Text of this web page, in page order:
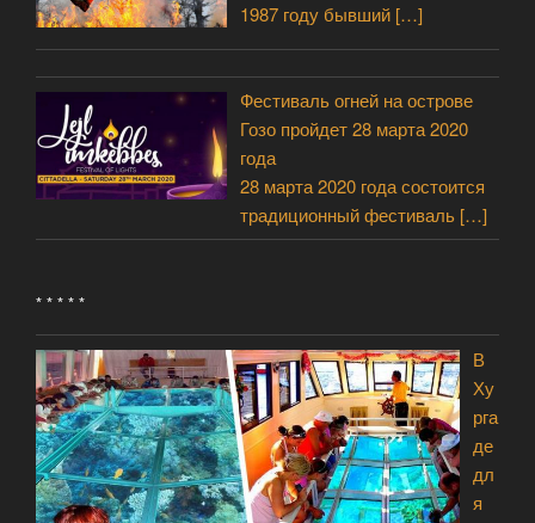
1987 году бывший […]
Фестиваль огней на острове
Гозо пройдет 28 марта 2020
года
28 марта 2020 года состоится
традиционный фестиваль […]
* * * * *
В
Ху
рга
де
дл
я